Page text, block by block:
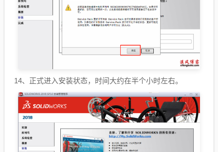
14、正式进入安装状态，时间大约在半个小时左右。